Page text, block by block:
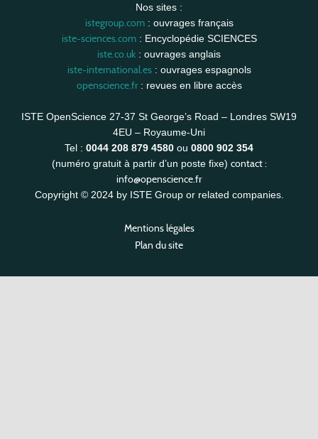
Nos sites :
istegroup.com: ouvrages français
iste-sciences.com: Encyclopédie SCIENCES
iste.co.uk : ouvrages anglais
iste-international.es: ouvrages espagnols
openscience.fr: revues en libre accès
ISTE OpenScience 27-37 St George’s Road – Londres SW19
4EU – Royaume-Uni
Tel : 0044 208 879 4580 ou 0800 902 354
(numéro gratuit à partir d’un poste fixe) contact :
info@openscience.fr
Copyright © 2024 by ISTE Group or related companies.
Mentions légales
Plan du site